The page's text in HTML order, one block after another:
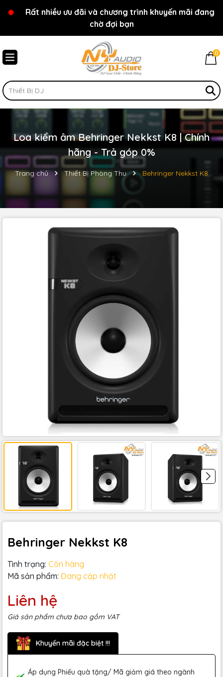
Chào mừng bạn đến với cửa hàng NY Audio - DJ
Store
Rất nhiều ưu đãi và chương trình khuyến mãi đang
chờ đợi bạn
0
Loa kiểm âm Behringer Nekkst K8 | Chính
hãng - Trả góp 0%
Trang chủ Thiết Bị Phòng Thu Behringer Nekkst K8
Behringer Nekkst K8
Tình trạng: Còn hàng
Mã sản phẩm: Đang cập nhật
Liên hệ
Giá sản phẩm chưa bao gồm VAT
Khuyến mãi đặc biệt !!!
Áp dụng Phiếu quà tặng/ Mã giảm giá theo ngành